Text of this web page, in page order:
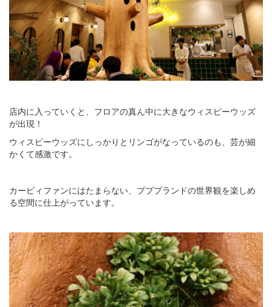
店内に入っていくと、フロアの真ん中に大きなウィスピーウッズ
が出現！
ウィスピーウッズにしっかりとリンゴがなっているのも、芸が細
かくて感激です。
カービィファンにはたまらない、プププランドの世界観を楽しめ
る空間に仕上がっています。